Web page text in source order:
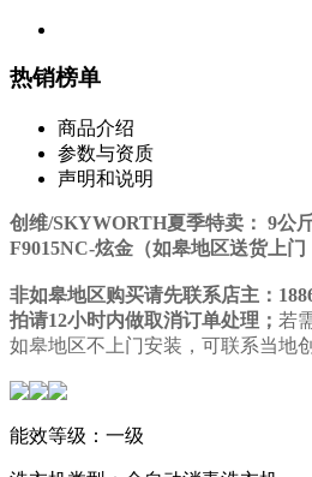
热销榜单
商品介绍
参数与资质
声明和说明
创维/SKYWORTH夏季特卖： 9公
F9015NC-炫金（如皋地区送货上门
非如皋地区购买请先联系店主：
拍请12小时内做取消订单处理； 若
如皋地区不上门安装，可联系当地
能效等级：一级